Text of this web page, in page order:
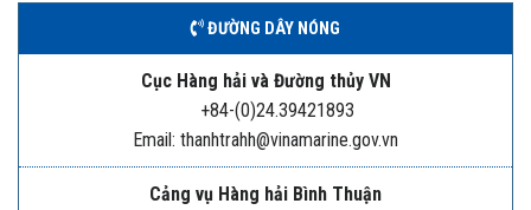
ĐƯỜNG DÂY NÓNG
Cục Hàng hải và Đường thủy VN
+84-(0)24.39421893
Email: thanhtrahh@vinamarine.gov.vn
Cảng vụ Hàng hải Bình Thuận